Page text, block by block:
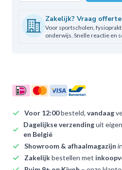
Zakelijk? Vraag
Voor sportscholen,
onderwijs. Snelle reactie en
Voor 12:00besteld, vandaag
Dagelijkse verzendinguit
en België
Showroom & afhaalmagazijn
Zakelijkbestellen met